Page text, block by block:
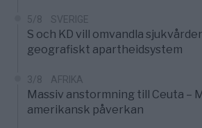
5/8 SVERIGE
S och KD vill omvandla
geografiskt apartheidsystem
3/8 AFRIKA
Massiv anstormning till Ceuta –
amerikansk påverkan